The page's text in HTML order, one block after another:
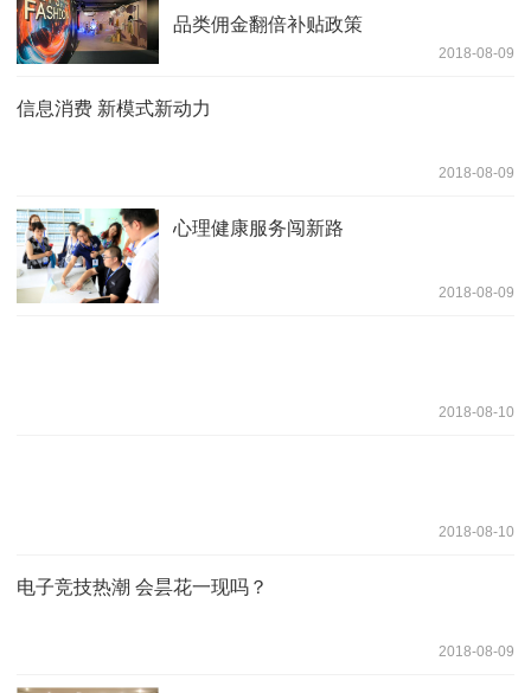
品类佣金翻倍补贴政策
2018-08-09
信息消费 新模式新动力
2018-08-09
心理健康服务闯新路
2018-08-09
2018-08-10
2018-08-10
电子竞技热潮 会昙花一现吗？
2018-08-09